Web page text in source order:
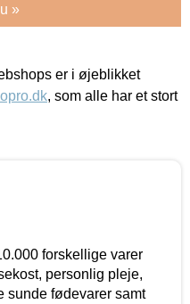
»
er i øjeblikket
, som alle har et stort
forskellige varer
personlig pleje,
sunde fødevarer samt